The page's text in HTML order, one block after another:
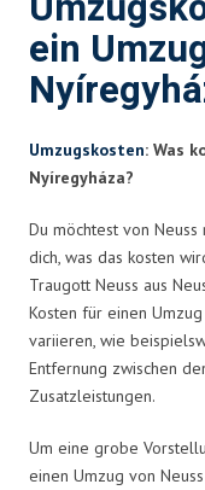
ein
Umzugskosten: Was
Nyíregyháza?
Du möchtest von
dich, was das kosten
Traugott Neuss aus
Kosten für einen
variieren, wie
Entfernung zwischen
Zusatzleistungen.
Um eine grobe
einen Umzug von